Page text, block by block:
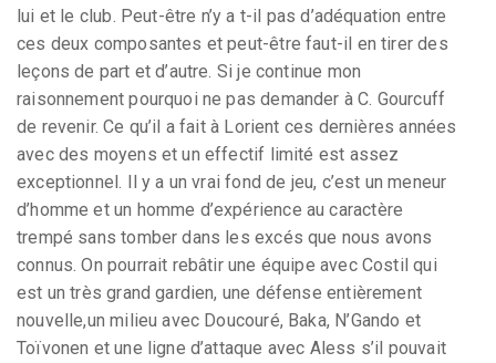
lui et le club. Peut-être n’y a t-il pas d’adéquation entre
ces deux composantes et peut-être faut-il en tirer des
leçons de part et d’autre. Si je continue mon
raisonnement pourquoi ne pas demander à C. Gourcuff
de revenir. Ce qu’il a fait à Lorient ces dernières années
avec des moyens et un effectif limité est assez
exceptionnel. Il y a un vrai fond de jeu, c’est un meneur
d’homme et un homme d’expérience au caractère
trempé sans tomber dans les excés que nous avons
connus. On pourrait rebâtir une équipe avec Costil qui
est un très grand gardien, une défense entièrement
nouvelle,un milieu avec Doucouré, Baka, N’Gando et
Toïvonen et une ligne d’attaque avec Aless s’il pouvait